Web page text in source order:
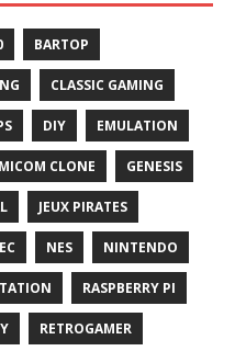
BARTOP
CLASSIC GAMING
DIY EMULATION
CLONE GENESIS
JEUX PIRATES
NES NINTENDO
RASPBERRY PI
RETROGAMER